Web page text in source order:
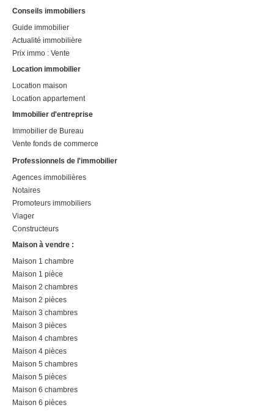
Conseils immobiliers
Guide immobilier
Actualité immobilière
Prix immo : Vente
Location immobilier
Location maison
Location appartement
Immobilier d'entreprise
Immobilier de Bureau
Vente fonds de commerce
Professionnels de l'immobilier
Agences immobilières
Notaires
Promoteurs immobiliers
Viager
Constructeurs
Maison à vendre :
Maison 1 chambre
Maison 1 pièce
Maison 2 chambres
Maison 2 pièces
Maison 3 chambres
Maison 3 pièces
Maison 4 chambres
Maison 4 pièces
Maison 5 chambres
Maison 5 pièces
Maison 6 chambres
Maison 6 pièces